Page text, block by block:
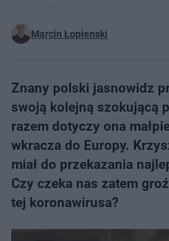
Marcin Łopienski
Znany polski jasnowidz
swoją kolejną szokującą
razem dotyczy ona
wkracza do Europy.
miał do przekazania
Czy czeka nas zatem
tej koronawirusa?